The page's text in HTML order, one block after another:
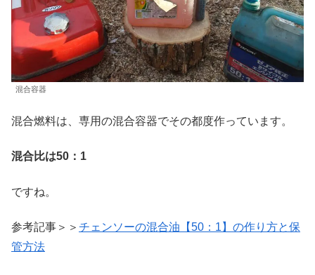
混合容器
混合燃料は、専用の混合容器でその都度作っています。
混合比は50：1
ですね。
参考記事＞＞ チェンソーの混合油【50：1】の作り方と保
管方法